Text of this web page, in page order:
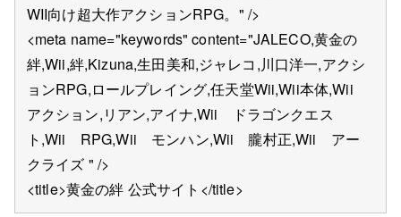
WII向け超大作アクションRPG。" />
<meta name="keywords" content="JALECO,黄金の
絆,Wii,絆,Kizuna,生田美和,ジャレコ,川口洋一,アクシ
ョンRPG,ロールプレイング,任天堂Wii,Wii本体,Wii
アクション,リアン,アイナ,Wii ドラゴンクエス
ト,Wii RPG,Wii モンハン,Wii 朧村正,Wii アー
クライズ " />
<title>黄金の絆 公式サイト</title>